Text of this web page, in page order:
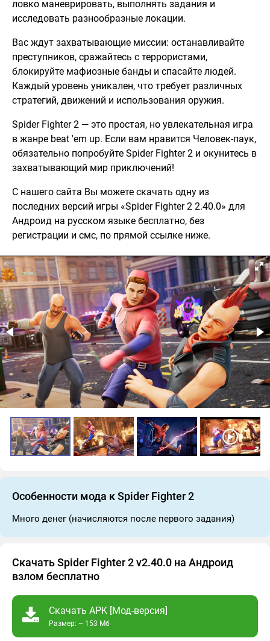
ловко маневрировать, выполнять задания и
исследовать разнообразные локации.
Вас ждут захватывающие миссии: останавливайте
преступников, сражайтесь с террористами,
блокируйте мафиозные банды и спасайте людей.
Каждый уровень уникален, что требует различных
стратегий, движений и использования оружия.
Spider Fighter 2 — это простая, но увлекательная игра
в жанре beat 'em up. Если вам нравится Человек-паук,
обязательно попробуйте Spider Fighter 2 и окунитесь в
захватывающий мир приключений!
С нашего сайта Вы можете скачать одну из
последних версий игры «Spider Fighter 2 2.40.0» для
Андроид на русском языке бесплатно, без
регистрации и смс, по прямой ссылке ниже.
Особенности мода к Spider Fighter 2
Много денег (начисляются после первого задания)
Скачать Spider Fighter 2 v2.40.0 на Андроид
взлом бесплатно
Скачать APK [Мод-версия]
Размер: ~ 153 Мб